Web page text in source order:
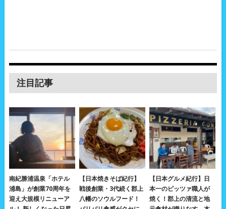
注目記事
南紀勝浦温泉「ホテル
浦島」が創業70周年を
迎え大規模リニューア
【日本焼きそば紀行】
戦後創業・3代続く郡上
八幡のソウルフード！
【日本グルメ紀行】日
本一のピッツァ職人が
焼く！郡上の清流と地